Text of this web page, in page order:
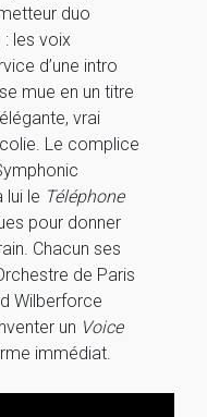
duo
: les voix
d’une intro
mue en un titre
vrai
Le complice
lui le Téléphone
pour donner
Chacun ses
de Paris
Wilberforce
un Voice
immédiat.